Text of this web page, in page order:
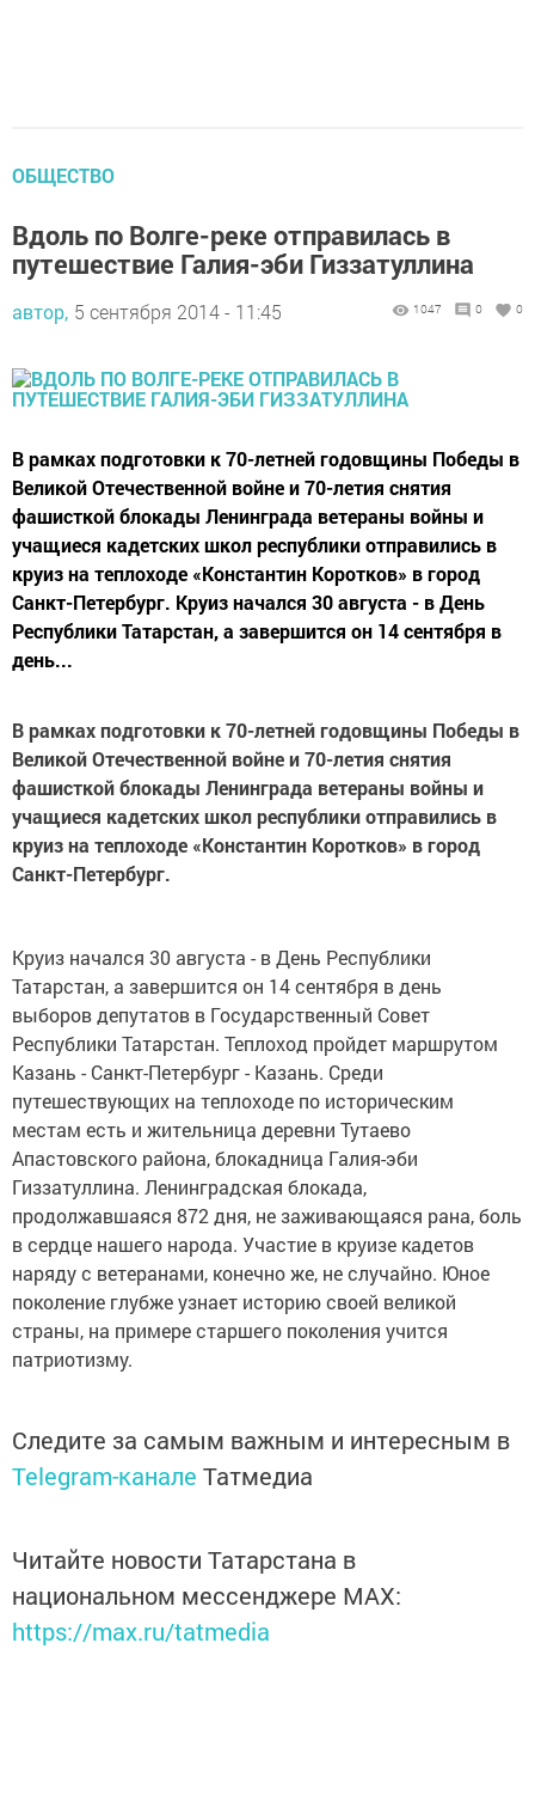
ОБЩЕСТВО
Вдоль по Волге-реке отправилась в
путешествие Галия-эби Гиззатуллина
автор, 5 сентября 2014 - 11:45 1047 0 0
В рамках подготовки к 70-летней годовщины Победы в
Великой Отечественной войне и 70-летия снятия
фашисткой блокады Ленинграда ветераны войны и
учащиеся кадетских школ республики отправились в
круиз на теплоходе «Константин Коротков» в город
Санкт-Петербург. Круиз начался 30 августа - в День
Республики Татарстан, а завершится он 14 сентября в
день...
В рамках подготовки к 70-летней годовщины Победы в
Великой Отечественной войне и 70-летия снятия
фашисткой блокады Ленинграда ветераны войны и
учащиеся кадетских школ республики отправились в
круиз на теплоходе «Константин Коротков» в город
Санкт-Петербург.
Круиз начался 30 августа - в День Республики
Татарстан, а завершится он 14 сентября в день
выборов депутатов в Государственный Совет
Республики Татарстан. Теплоход пройдет маршрутом
Казань - Санкт-Петербург - Казань. Среди
путешествующих на теплоходе по историческим
местам есть и жительница деревни Тутаево
Апастовского района, блокадница Галия-эби
Гиззатуллина. Ленинградская блокада,
продолжавшаяся 872 дня, не заживающаяся рана, боль
в сердце нашего народа. Участие в круизе кадетов
наряду с ветеранами, конечно же, не случайно. Юное
поколение глубже узнает историю своей великой
страны, на примере старшего поколения учится
патриотизму.
Следите за самым важным и интересным в
Telegram-канале Татмедиа
Читайте новости Татарстана в
национальном мессенджере MАХ:
https://max.ru/tatmedia